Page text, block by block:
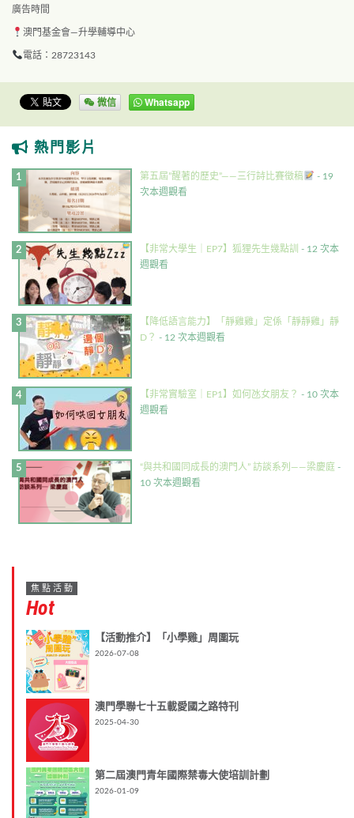
廣告時間
澳門基金會—升學輔導中心
電話：28723143
微信 Whatsapp
熱門影片
第五屆”醒著的歷史”——三行詩比賽徵稿
- 19
次本週觀看
【非常大學生｜EP7】狐狸先生幾點訓 - 12 次本
週觀看
【降低語言能力】「靜雞雞」定係「靜靜雞」靜
D？ - 12 次本週觀看
【非常實驗室｜EP1】如何氹女朋友？ - 10 次本
週觀看
“與共和國同成長的澳門人” 訪談系列——梁慶庭 -
10 次本週觀看
焦點活動
Hot
【活動推介】「小學雞」周圍玩
2026-07-08
澳門學聯七十五載愛國之路特刊
2025-04-30
第二屆澳門青年國際禁毒大使培訓計劃
2026-01-09